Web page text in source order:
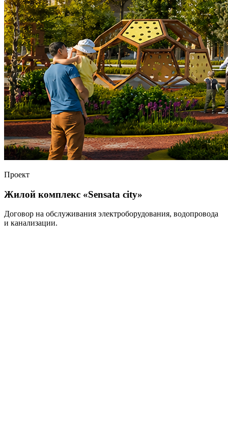
Проект
Жилой комплекс «Sensata city»
Договор на обслуживания электроборудования, водопровода
и канализации.